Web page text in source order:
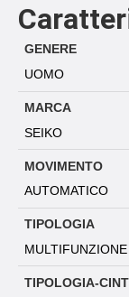
GENERE
UOMO
MARCA
SEIKO
MOVIMENTO
AUTOMATICO
TIPOLOGIA
MULTIFUNZIONE
TIPOLOGIA-